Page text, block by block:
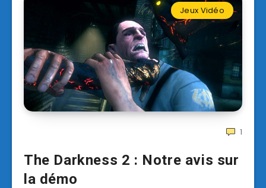
Jeux Vidéo
1
The Darkness 2 : Notre avis sur
la démo